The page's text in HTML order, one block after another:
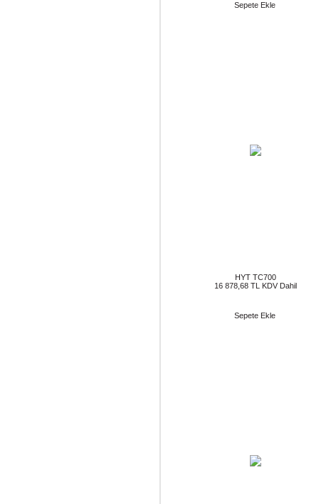
Sepete Ekle
HYT TC700
16 878,68 TL KDV Dahil
Sepete Ekle